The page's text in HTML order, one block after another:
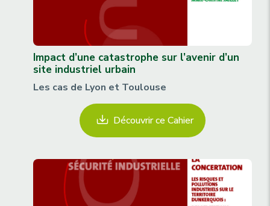
Impact d’une catastrophe sur l’avenir d’un
site industriel urbain
Les cas de Lyon et Toulouse
Découvrir ce Cahier